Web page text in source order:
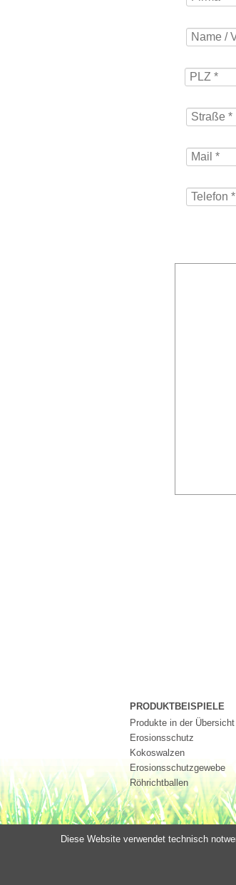
PRODUKTBEISPIELE
Produkte in der Übersicht
Erosionsschutz
Kokoswalzen
Erosionsschutzgewebe
Röhrichtballen
Diese Website verwendet technisch